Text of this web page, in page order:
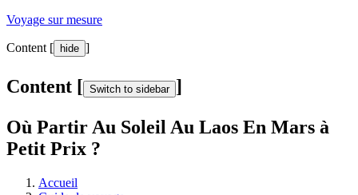
Voyage sur mesure
Content [ hide ]
Content [ Switch to sidebar ]
Où Partir Au Soleil Au Laos En Mars à
Petit Prix ?
Accueil